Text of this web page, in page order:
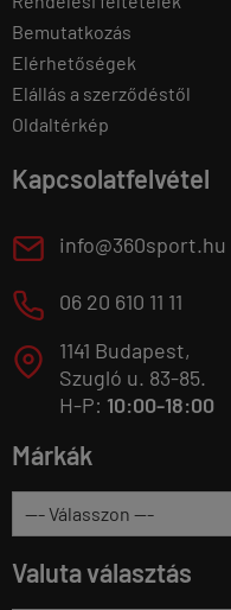
Bemutatkozás
Elérhetőségek
Elállás a szerződéstől
Oldaltérkép
Kapcsolatfelvétel
E info@360sport.hu
M 06 20 610 11 11
T
1141 Budapest,
Szugló u. 83-85.
H-P: 10:00-18:00
Márkák
Valuta választás